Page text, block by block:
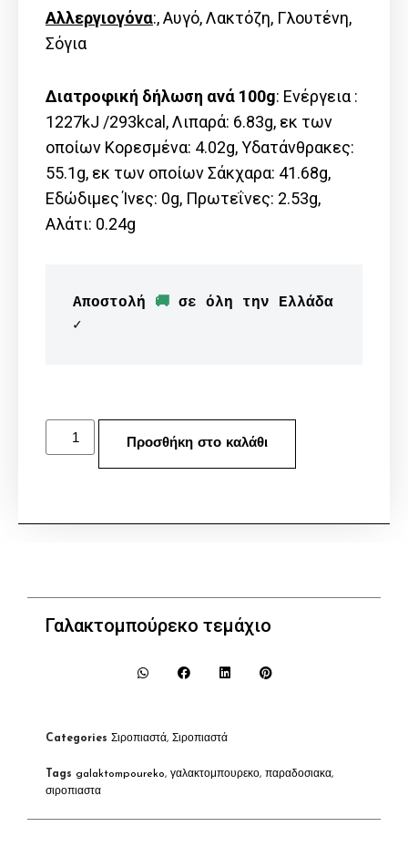
Αλλεργιογόνα:, Αυγό, Λακτόζη, Γλουτένη,
Σόγια
Διατροφική δήλωση ανά 100g: Ενέργεια :
1227kJ /293kcal, Λιπαρά: 6.83g, εκ των
οποίων Kορεσμένα: 4.02g, Υδατάνθρακες:
55.1g, εκ των οποίων Σάκχαρα: 41.68g,
Εδώδιμες Ίνες: 0g, Πρωτεΐνες: 2.53g,
Αλάτι: 0.24g
Αποστολή 🚚 σε όλη την Ελλάδα
✓
Προσθήκη στο καλάθι
Γαλακτομπούρεκο τεμάχιο
Categories Σιροπιαστά, Σιροπιαστά
Tags galaktompoureko, γαλακτομπουρεκο, παραδοσιακα,
σιροπιαστα